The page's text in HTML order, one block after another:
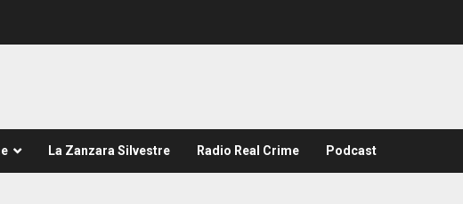
La Zanzara Silvestre Radio Real Crime Podcast